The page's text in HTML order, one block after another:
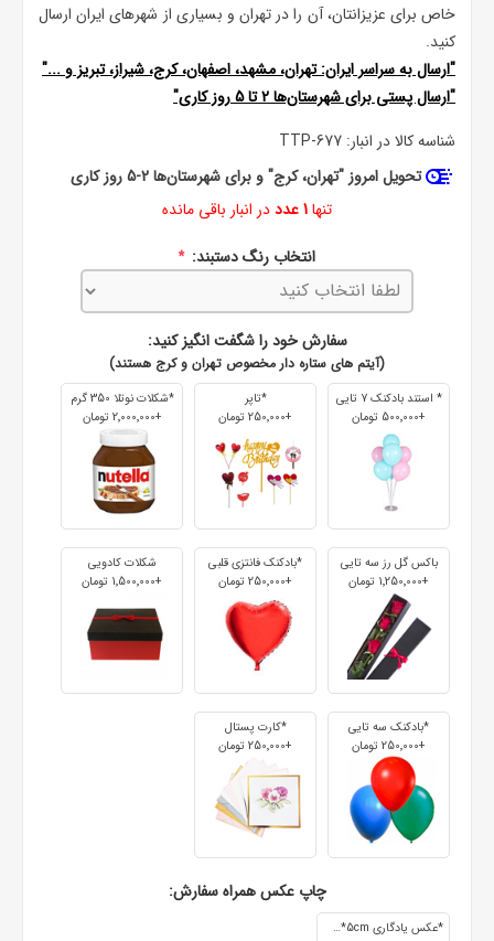
خاص برای عزیزانتان، آن را در تهران و بسیاری از شهرهای ایران ارسال
کنید.
"ارسال به سراسر ایران: تهران، مشهد، اصفهان، کرج، شیراز، تبریز و ..."
"ارسال پستی برای شهرستان‌ها 2 تا 5 روز کاری"
شناسه کالا در انبار: TTP-677
تحویل امروز "تهران، کرج" و برای شهرستان‌ها 2-5 روز کاری
تنها1 عدد
در انبار باقی مانده
انتخاب رنگ دستبند: *
سفارش خود را شگفت انگیز کنید:
(آیتم های ستاره دار مخصوص تهران و کرج هستند)
* استند بادکنک 7 تایی
+500٬000 تومان
*تاپر
+250٬000 تومان
*شکلات نوتلا 350 گرم
+2٬000٬000 تومان
باکس گل رز سه تایی
+1٬250٬000 تومان
*بادکنک فانتزی قلبی
+250٬000 تومان
شکلات کادویی
+1٬500٬000 تومان
*بادکنک سه تایی
+250٬000 تومان
*کارت پستال
+250٬000 تومان
چاپ عکس همراه سفارش:
*عکس یادگاری 7cm*5cm